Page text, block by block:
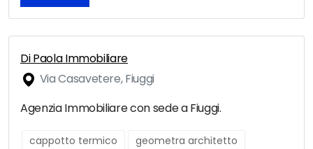
Di Paola Immobiliare
Via Casavetere, Fiuggi
Agenzia Immobiliare con sede a Fiuggi.
cappotto termico
geometra architetto